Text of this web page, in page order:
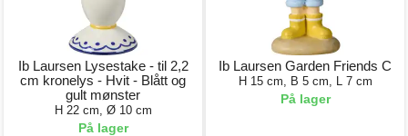
Ib Laursen Lysestake - til 2,2
cm kronelys - Hvit - Blått og
gult mønster
H 22 cm, Ø 10 cm
På lager
Ib Laursen Garden Friends C
H 15 cm, B 5 cm, L 7 cm
På lager